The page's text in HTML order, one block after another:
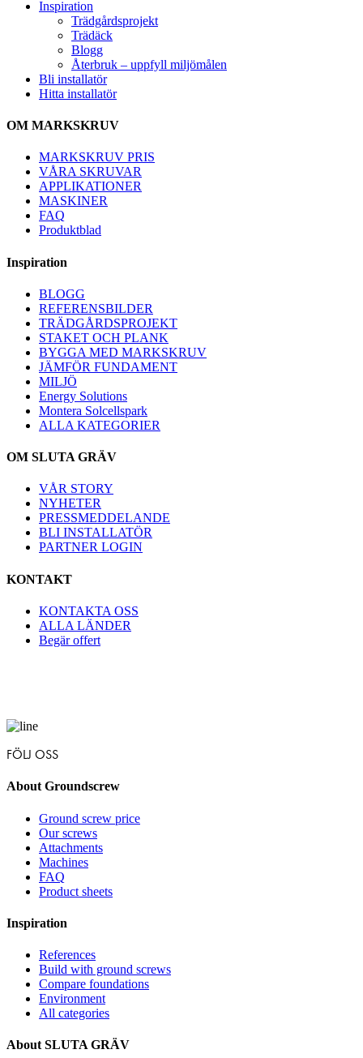
Inspiration
Trädgårdsprojekt
Trädäck
Blogg
Återbruk – uppfyll miljömålen
Bli installatör
Hitta installatör
OM MARKSKRUV
MARKSKRUV PRIS
VÅRA SKRUVAR
APPLIKATIONER
MASKINER
FAQ
Produktblad
Inspiration
BLOGG
REFERENSBILDER
TRÄDGÅRDSPROJEKT
STAKET OCH PLANK
BYGGA MED MARKSKRUV
JÄMFÖR FUNDAMENT
MILJÖ
Energy Solutions
Montera Solcellspark
ALLA KATEGORIER
OM SLUTA GRÄV
VÅR STORY
NYHETER
PRESSMEDDELANDE
BLI INSTALLATÖR
PARTNER LOGIN
KONTAKT
KONTAKTA OSS
ALLA LÄNDER
Begär offert
FÖLJ OSS
About Groundscrew
Ground screw price
Our screws
Attachments
Machines
FAQ
Product sheets
Inspiration
References
Build with ground screws
Compare foundations
Environment
All categories
About SLUTA GRÄV